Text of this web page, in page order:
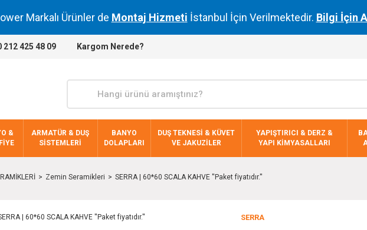
Markalı Ürünler de Montaj Hizmeti İstanbul İçin Verilmektedir. Bilgi İçin
212 425 48 09 Kargom Nerede?
&
ARMATÜR & DUŞ
SİSTEMLERİ
BANYO
DOLAPLARI
DUŞ TEKNESİ & KÜVET
VE JAKUZİLER
YAPIŞTIRICI & DERZ &
YAPI KİMYASALLARI
Zemin Seramikleri SERRA | 60*60 SCALA KAHVE ''Paket fiyatıdır.''
SERRA